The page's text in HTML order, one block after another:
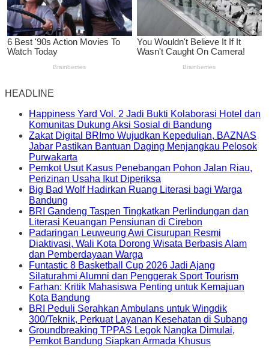
HEADLINE
Happiness Yard Vol. 2 Jadi Bukti Kolaborasi Hotel dan
Komunitas Dukung Aksi Sosial di Bandung
Zakat Digital BRImo Wujudkan Kepedulian, BAZNAS
Jabar Pastikan Bantuan Daging Menjangkau Pelosok
Purwakarta
Pemkot Usut Kasus Penebangan Pohon Jalan Riau,
Perizinan Usaha Ikut Diperiksa
Big Bad Wolf Hadirkan Ruang Literasi bagi Warga
Bandung
BRI Gandeng Taspen Tingkatkan Perlindungan dan
Literasi Keuangan Pensiunan di Cirebon
Padaringan Leuweung Awi Cisurupan Resmi
Diaktivasi, Wali Kota Dorong Wisata Berbasis Alam
dan Pemberdayaan Warga
Funtastic 8 Basketball Cup 2026 Jadi Ajang
Silaturahmi Alumni dan Penggerak Sport Tourism
Farhan: Kritik Mahasiswa Penting untuk Kemajuan
Kota Bandung
BRI Peduli Serahkan Ambulans untuk Wingdik
300/Teknik, Perkuat Layanan Kesehatan di Subang
Groundbreaking TPPAS Legok Nangka Dimulai,
Pemkot Bandung Siapkan Armada Khusus